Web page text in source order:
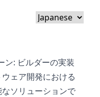
ン: ビルダーの実装
ェア開発における
ソリューションで